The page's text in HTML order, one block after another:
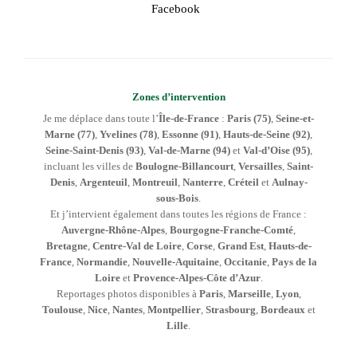
Facebook
Zones d’intervention
Je me déplace dans toute l’Île-de-France : Paris (75) Seine-et-
Marne (77) Yvelines (78) Essonne (91) Hauts-de-Seine (92)
Seine-Saint-Denis (93), Val-de-Marne (94)et Val-d’Oise (95),
incluant les villes de Boulogne-Billancourt Versailles Saint-
Denis, Argenteuil Montreuil Nanterre, Créteil et Aulnay-
sous-Bois
Et j’intervient également dans toutes les régions de France :
Auvergne-Rhône-Alpes Bourgogne-Franche-Comté
Bretagne, Centre-Val de Loire, Corse, Grand Est, Hauts-de-
France Normandie Nouvelle-Aquitaine Occitanie Pays de la
Loireet Provence-Alpes-Côte d’Azur.
Reportages photos disponibles à Paris, Marseille, Lyon,
Toulouse, Nice, Nantes, Montpellier, Strasbourg Bordeaux et
Lille